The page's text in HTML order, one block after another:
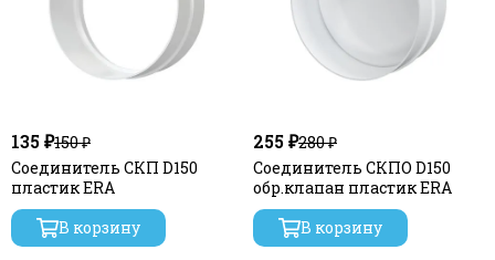
135 ₽150 ₽
Соединитель СКП D150
пластик ERA
В корзину
255 ₽280 ₽
Соединитель СКПО D150
обр.клапан пластик ERA
В корзину